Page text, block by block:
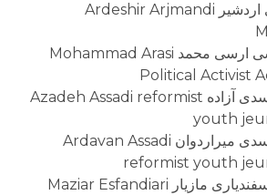
موسیقیدان ارجمندی اردشیر Ardeshir Arjmandi
نویسنده، فعال سیاسی ارسی محمد Mohammad Arasi
Political Activist
جوانان اصلاحطلب اسدی آزاده Azadeh Assadi reformist
youth
جوانان اصلاحطلب اسدی میراردوان Ardavan Assadi
reformist youth
جوانان اصلاحطلب اسفندیاری مازیار Maziar Esfandiari